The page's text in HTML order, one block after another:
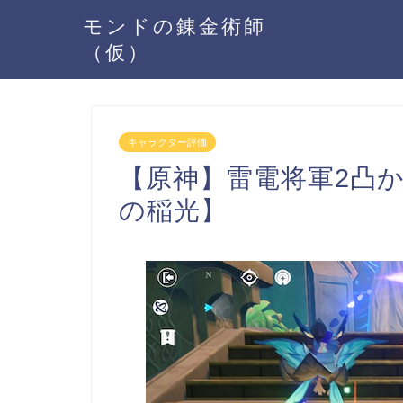
モンドの錬金術師
（仮）
キャラクター評価
【原神】雷電将軍2凸
の稲光】